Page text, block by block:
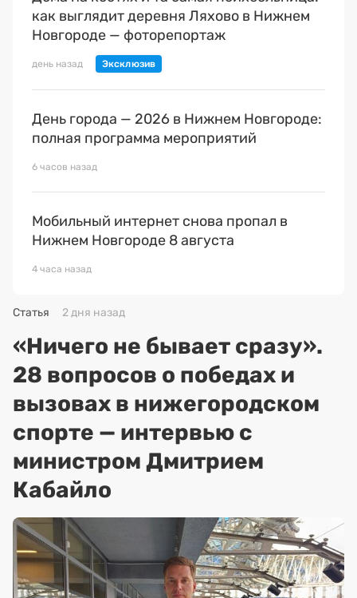
как выглядит деревня Ляхово в Нижнем
Новгороде — фоторепортаж
день назад
День города — 2026 в Нижнем Новгороде:
полная программа мероприятий
6 часов назад
Мобильный интернет снова пропал в
Нижнем Новгороде 8 августа
4 часа назад
Статья 2 дня назад
«Ничего не бывает сразу».
28 вопросов о победах и
вызовах в нижегородском
спорте — интервью с
министром Дмитрием
Кабайло